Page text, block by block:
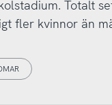
Totalt
fler kvinnor än